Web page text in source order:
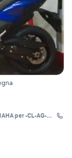
per -CL-AG-